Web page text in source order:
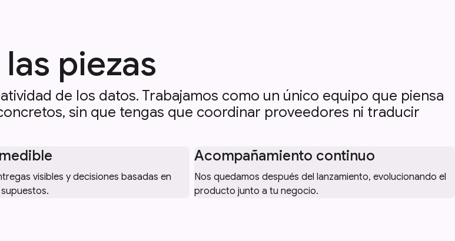
piezas
de los datos. Trabajamos como un único equipo que piensa
sin que tengas que coordinar proveedores ni traducir
visibles y decisiones basadas en
Acompañamiento continuo
Nos quedamos después del lanzamiento, evolucionando el
producto junto a tu negocio.